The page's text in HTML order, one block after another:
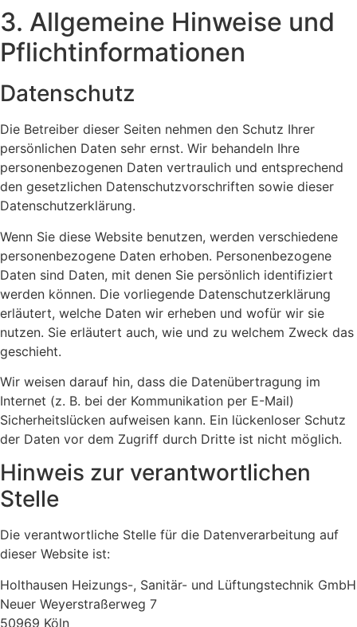
3. Allgemeine Hinweise und
Pflicht­informationen
Datenschutz
Die Betreiber dieser Seiten nehmen den Schutz Ihrer
persönlichen Daten sehr ernst. Wir behandeln Ihre
personenbezogenen Daten vertraulich und entsprechend
den gesetzlichen Datenschutzvorschriften sowie dieser
Datenschutzerklärung.
Wenn Sie diese Website benutzen, werden verschiedene
personenbezogene Daten erhoben. Personenbezogene
Daten sind Daten, mit denen Sie persönlich identifiziert
werden können. Die vorliegende Datenschutzerklärung
erläutert, welche Daten wir erheben und wofür wir sie
nutzen. Sie erläutert auch, wie und zu welchem Zweck das
geschieht.
Wir weisen darauf hin, dass die Datenübertragung im
Internet (z. B. bei der Kommunikation per E-Mail)
Sicherheitslücken aufweisen kann. Ein lückenloser Schutz
der Daten vor dem Zugriff durch Dritte ist nicht möglich.
Hinweis zur verantwortlichen
Stelle
Die verantwortliche Stelle für die Datenverarbeitung auf
dieser Website ist:
Holthausen Heizungs-, Sanitär- und Lüftungstechnik GmbH
Neuer Weyerstraßerweg 7
50969 Köln